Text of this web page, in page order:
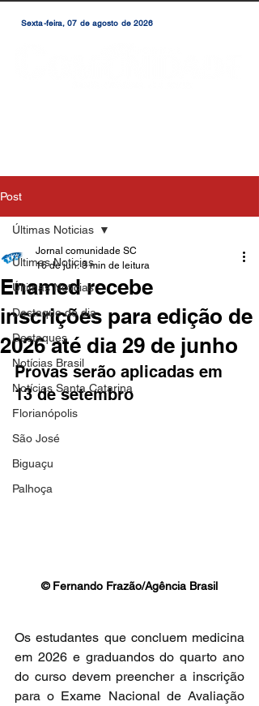
Sexta-feira, 07 de agosto de 2026
Post
Últimas Noticias
Últimas Notícias
Destaque do dia
Destaques
Notícias Brasil
Notícias Santa Catarina
Florianópolis
São José
Biguaçu
Palhoça
Últimas Noticias
Enamed recebe
inscrições para edição de
2026 até dia 29 de junho
Jornal comunidade SC
16 de jun. 3 min de leitura
Provas serão aplicadas em
13 de setembro
© Fernando Frazão/Agência Brasil
Os estudantes que concluem medicina
em 2026 e graduandos do quarto ano
do curso devem preencher a inscrição
para o Exame Nacional de Avaliação